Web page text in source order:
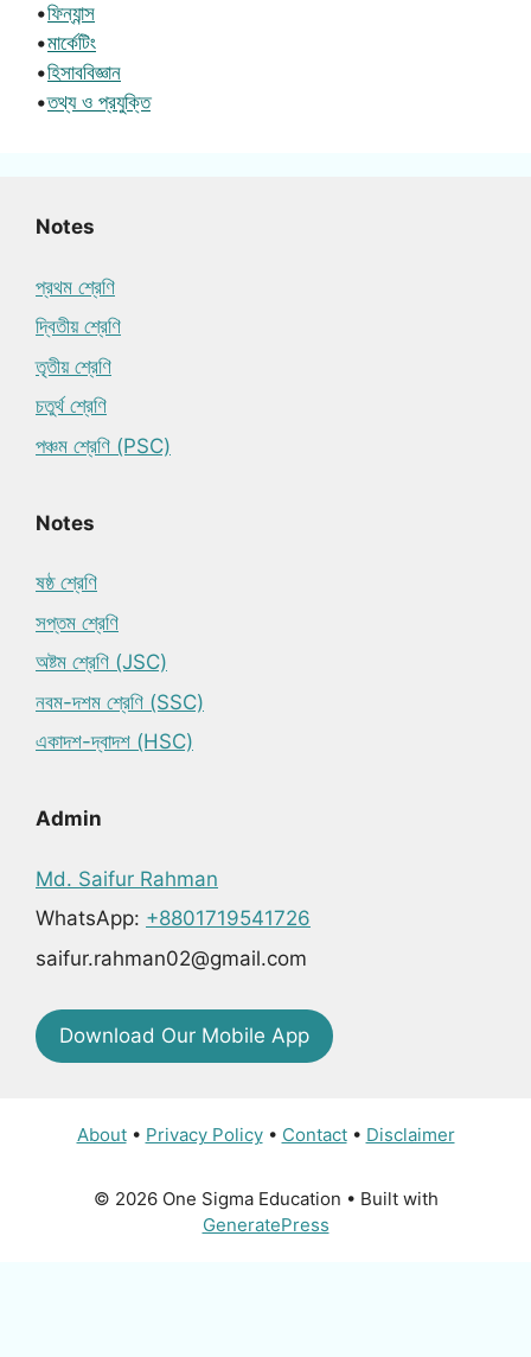
•ফিন্যান্স
•মার্কেটিং
•হিসাববিজ্ঞান
•তথ্য ও প্রযুক্তি
Notes
প্রথম শ্রেণি
দ্বিতীয় শ্রেণি
তৃতীয় শ্রেণি
চতুর্থ শ্রেণি
পঞ্চম শ্রেণি (PSC)
Notes
ষষ্ঠ শ্রেণি
সপ্তম শ্রেণি
অষ্টম শ্রেণি (JSC)
নবম-দশম শ্রেণি (SSC)
একাদশ-দ্বাদশ (HSC)
Admin
Md. Saifur Rahman
WhatsApp: +8801719541726
saifur.rahman02@gmail.com
Download Our Mobile App
About• Privacy Policy• Contact• Disclaimer
© 2026 One Sigma Education • Built with
GeneratePress